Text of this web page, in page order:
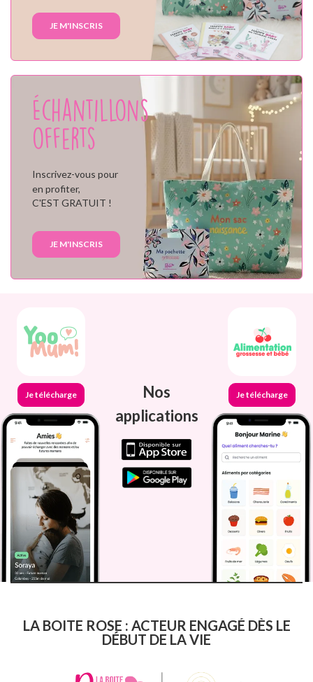
JE M'INSCRIS
Échantillons
offerts
Inscrivez-vous pour
en profiter,
C'EST GRATUIT !
JE M'INSCRIS
Je télécharge
Nos
applications
Je télécharge
LA BOITE ROSE : ACTEUR ENGAGÉ DÈS LE
DÉBUT DE LA VIE